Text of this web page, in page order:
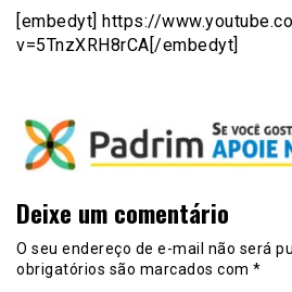
[embedyt] https://
v=5TnzXRH8rCA[/embedyt]
Deixe um comentário
O seu endereço de e-mail não será
obrigatórios são marcados com *